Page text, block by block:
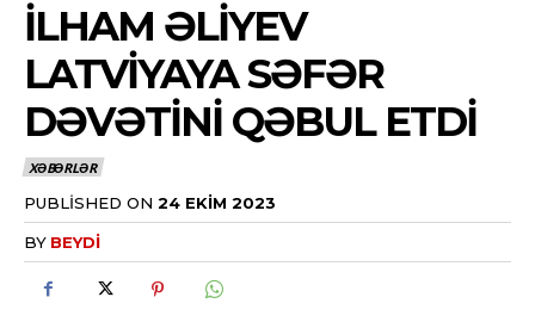
İLHAM ƏLIYEV
LATVIYAYA SƏFƏR
DƏVƏTINI QƏBUL ETDI
XƏBƏRLƏR
PUBLISHED ON 24 EKIM 2023
BY BEYDI